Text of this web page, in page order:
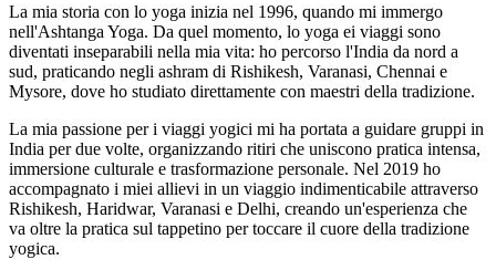
La mia storia con lo yoga inizia nel 1996, quando mi immergo
nell'Ashtanga Yoga. Da quel momento, lo yoga ei viaggi sono
diventati inseparabili nella mia vita: ho percorso l'India da nord a
sud, praticando negli ashram di Rishikesh, Varanasi, Chennai e
Mysore, dove ho studiato direttamente con maestri della tradizione.
La mia passione per i viaggi yogici mi ha portata a guidare gruppi in
India per due volte, organizzando ritiri che uniscono pratica intensa,
immersione culturale e trasformazione personale. Nel 2019 ho
accompagnato i miei allievi in ​​un viaggio indimenticabile attraverso
Rishikesh, Haridwar, Varanasi e Delhi, creando un'esperienza che
va oltre la pratica sul tappetino per toccare il cuore della tradizione
yogica.